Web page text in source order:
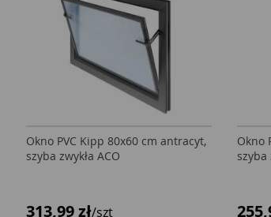
Okno PVC Kipp 80x60 cm antracyt,
szyba zwykła ACO
313,99 zł/szt
Okno
szyba